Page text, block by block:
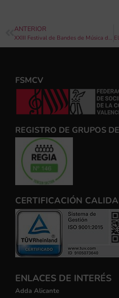
ANTERIOR
XXIII Festival de Bandes de Música del districte Marítim
FSMCV
REGISTRO DE GRUPOS
CERTIFICACIÓN
ENLACES DE INTERÉS
Adda Alicante